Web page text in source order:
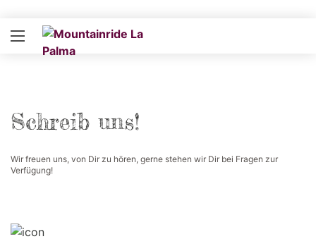
Schreib uns!
Wir freuen uns, von Dir zu hören, gerne stehen wir Dir bei Fragen zur
Verfügung!